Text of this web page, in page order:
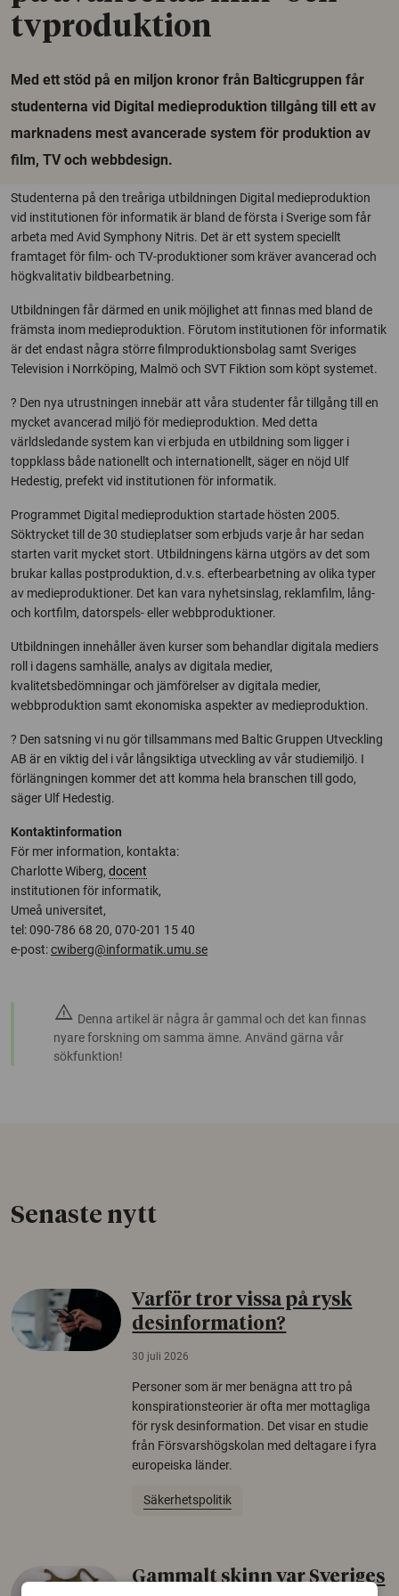
tvproduktion
Med ett stöd på en miljon kronor från Balticgruppen får
studenterna vid Digital medieproduktion tillgång till ett av
marknadens mest avancerade system för produktion av
film, TV och webbdesign.
Studenterna på den treåriga utbildningen Digital medieproduktion
vid institutionen för informatik är bland de första i Sverige som får
arbeta med Avid Symphony Nitris. Det är ett system speciellt
framtaget för film- och TV-produktioner som kräver avancerad och
högkvalitativ bildbearbetning.
Utbildningen får därmed en unik möjlighet att finnas med bland de
främsta inom medieproduktion. Förutom institutionen för informatik
är det endast några större filmproduktionsbolag samt Sveriges
Television i Norrköping, Malmö och SVT Fiktion som köpt systemet.
? Den nya utrustningen innebär att våra studenter får tillgång till en
mycket avancerad miljö för medieproduktion. Med detta
världsledande system kan vi erbjuda en utbildning som ligger i
toppklass både nationellt och internationellt, säger en nöjd Ulf
Hedestig, prefekt vid institutionen för informatik.
Programmet Digital medieproduktion startade hösten 2005.
Söktrycket till de 30 studieplatser som erbjuds varje år har sedan
starten varit mycket stort. Utbildningens kärna utgörs av det som
brukar kallas postproduktion, d.v.s. efterbearbetning av olika typer
av medieproduktioner. Det kan vara nyhetsinslag, reklamfilm, lång-
och kortfilm, datorspels- eller webbproduktioner.
Utbildningen innehåller även kurser som behandlar digitala mediers
roll i dagens samhälle, analys av digitala medier,
kvalitetsbedömningar och jämförelser av digitala medier,
webbproduktion samt ekonomiska aspekter av medieproduktion.
? Den satsning vi nu gör tillsammans med Baltic Gruppen Utveckling
AB är en viktig del i vår långsiktiga utveckling av vår studiemiljö. I
förlängningen kommer det att komma hela branschen till godo,
säger Ulf Hedestig.
Kontaktinformation
För mer information, kontakta:
Charlotte Wiberg, docent
institutionen för informatik,
Umeå universitet,
tel: 090-786 68 20, 070-201 15 40
e-post:cwiberg@informatik.umu.se
warning Denna artikel är några år gammal och det kan finnas
nyare forskning om samma ämne. Använd gärna vår
sökfunktion!
Senaste nytt
Varför tror vissa på rysk
desinformation?
30 juli 2026
Personer som är mer benägna att tro på
konspirationsteorier är ofta mer mottagliga
för rysk desinformation. Det visar en studie
från Försvarshögskolan med deltagare i fyra
europeiska länder.
Säkerhetspolitik
Gammalt skinn var Sveriges